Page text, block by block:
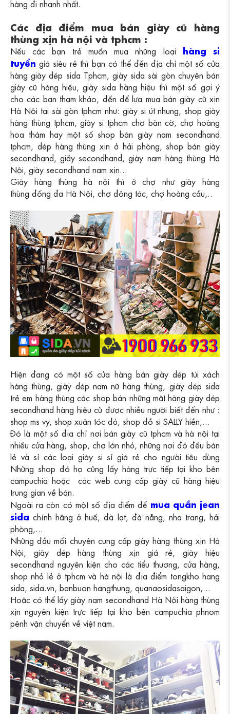
hàng đi nhanh nhất.
Các địa điểm mua bán giày cũ hàng
thùng xịn hà nội và tphcm :
Nếu các bạn trẻ muốn mua những loại hàng si
tuyển giá siêu rẻ thì bạn có thể đến địa chỉ một số cửa
hàng giày dép sida Tphcm, giày sida sài gòn chuyên bán
giày cũ hàng hiệu, giày sida hàng hiệu thì một số gợi ý
cho các bạn tham khảo, đến để lựa mua bán giày cũ xịn
Hà Nội tại sài gòn tphcm như: giày si út nhung, shop giày
hàng thùng tphcm, giày si tphcm chợ bàn cờ, chợ hoàng
hoa thám hay một số shop bán giày nam secondhand
tphcm, dép hàng thùng xịn ở hải phòng, shop bán giày
secondhand, giầy secondhand, giày nam hàng thùng Hà
Nội, giày secondhand nam xịn...
Giày hàng thùng hà nội thì ở chợ như giày hàng
thùng đống đa Hà Nội, chợ đông tác, chợ hoàng cầu,..
Hiện đang có một số cửa hàng bán giày dép túi xách
hàng thùng, giày dép nam nữ hàng thùng, giày dép sida
trẻ em hàng thùng các shop bán những mặt hàng giày dép
secondhand hàng hiệu cũ được nhiều người biết đến như :
shop ms vy, shop xuân tóc đỏ, shop đồ si SALLY hiền,...
Đó là một số địa chỉ nơi bán giày cũ tphcm và hà nội tại
nhiều cửa hàng, shop, chợ lớn nhỏ, những nơi đó đều bán
lẻ và sỉ các loại giày si sỉ giá rẻ cho người tiêu dùng
Những shop đó họ cũng lấy hàng trực tiếp tại kho bên
campuchia hoặc các web cung cấp giày cũ hàng hiệu
trung gian về bán.
Ngoài ra còn có một số địa điểm để mua quần jean
sida chính hãng ở huế, đà lạt, đà nẵng, nha trang, hải
phòng,...
Những đầu mối chuyên cung cấp giày hàng thùng xịn Hà
Nội, giày dép hàng thùng xịn giá rẻ, giày hiệu
secondhand nguyên kiện cho các tiểu thương, cửa hàng,
shop nhỏ lẻ ở tphcm và hà nội là địa điểm tongkho hang
sida, sida.vn, banbuon hangthung, quanaosidasaigon,...
Hoặc có thể lấy giày nam secondhand Hà Nội hàng thùng
xịn nguyên kiện trực tiếp tại kho bên campuchia phnom
pênh vận chuyển về việt nam.